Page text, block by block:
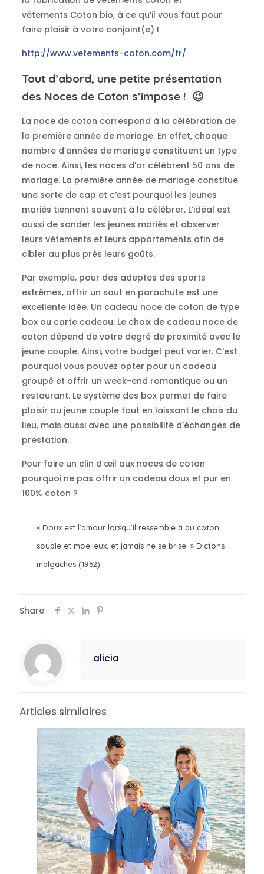
vêtements Coton bio, à ce qu’il vous faut pour
faire plaisir à votre conjoint(e) !
http://www.vetements-coton.com/fr/
Tout d’abord, une petite présentation
des Noces de Coton s’impose ! 😉
La noce de coton correspond à la célébration de
la première année de mariage.En effet, chaque
nombre d’années de mariage constituent un type
de noce.Ainsi, les noces d’or célèbrent 50 ans de
mariage.La première année de mariage constitue
une sorte de cap et c’est pourquoi les jeunes
mariés tiennent souvent à la célébrer.L’idéal est
aussi de sonder les jeunes mariés et observer
leurs vêtements et leurs appartements afin de
cibler au plus près leurs goûts.
Par exemple, pour des adeptes des sports
extrêmes, offrir un saut en parachute est une
excellente idée.Un cadeau noce de coton de type
box ou carte cadeau.Le choix de cadeau noce de
coton dépend de votre degré de proximité avec le
jeune couple.Ainsi, votre budget peut varier.C’est
pourquoi vous pouvez opter pour un cadeau
groupé et offrir un week-end romantique ou un
restaurant.Le système des box permet de faire
plaisir au jeune couple tout en laissant le choix du
lieu, mais aussi avec une possibilité d’échanges de
prestation.
Pour faire un clin d’œil aux noces de coton
pourquoi ne pas offrir un cadeau doux et pur en
100% coton ?
« Douxest l’amour lorsqu’il ressemble à du coton,
souple et moelleux, et jamais ne se brise. » Dictons
malgaches (1962).
Share
alicia
Articles similaires